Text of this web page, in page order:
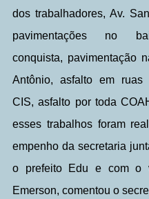
dos trabalhadores, Av.
pavimentações no
conquista, pavimentação
Antônio, asfalto em ruas
CIS, asfalto por toda
esses trabalhos foram
empenho da secretaria
o prefeito Edu e com o
Emerson, comentou o